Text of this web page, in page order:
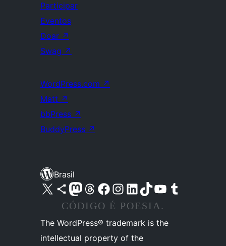
Participar
Eventos
Doar ↗
Swag ↗
WordPress.com ↗
Matt ↗
bbPress ↗
BuddyPress ↗
Brasil
Acessar nossa conta do X (antigo Twitter)
Acessar nossa conta do Bluesky
Acessar nossa conta do Mastodon
Acessar nossa conta do Threads
Acessar nossa página do Facebook
Acessar nossa conta do Instagram
Acessar nossa conta do LinkedIn
Acessar nossa conta do TikTok
Acessar nosso canal do YouTube
Acessar nossa conta no Tumblr
CÓDIGO É POESIA.
The WordPress® trademark is the
intellectual property of the